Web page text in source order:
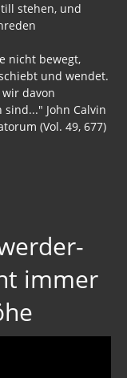
stehen, und
nicht bewegt,
und wendet.
davon
sind..." John Calvin
(Vol. 49, 677)
immer